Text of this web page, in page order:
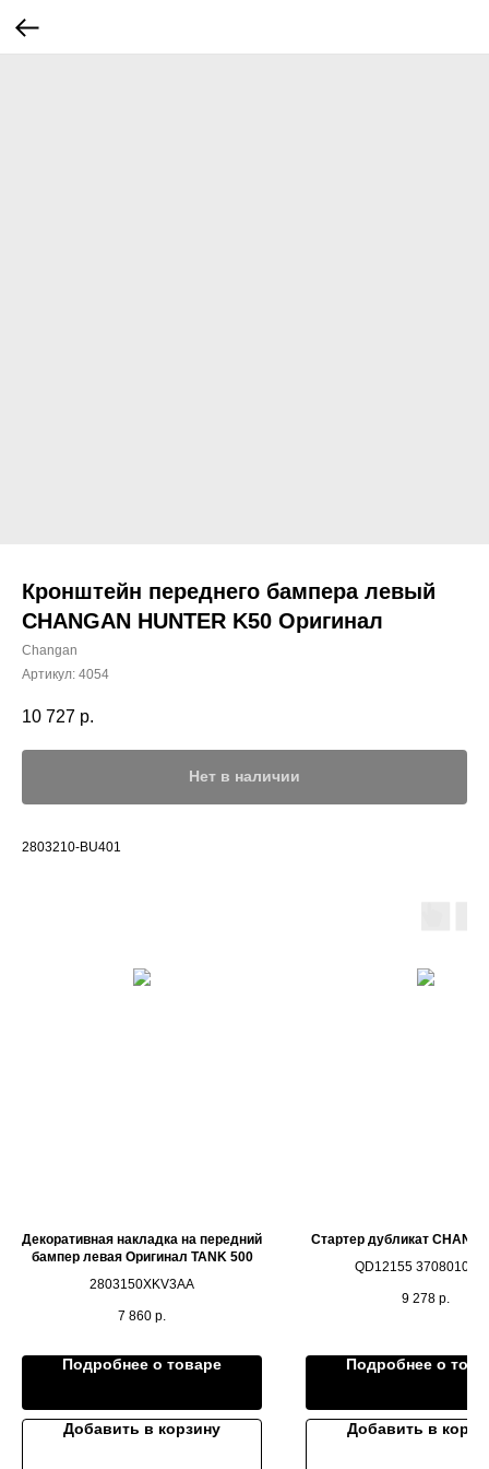
Кронштейн переднего бампера левый
CHANGAN HUNTER K50 Оригинал
Changan
Артикул: 4054
10 727 р.
Нет в наличии
2803210-BU401
Декоративная накладка на передний
бампер левая Оригинал TANK 500
2803150XKV3AA
7 860 р.
Подробнее о товаре
Добавить в корзину
Стартер дубликат
QD12155 3708010-
9 278 р.
Подробнее о
Добавить в